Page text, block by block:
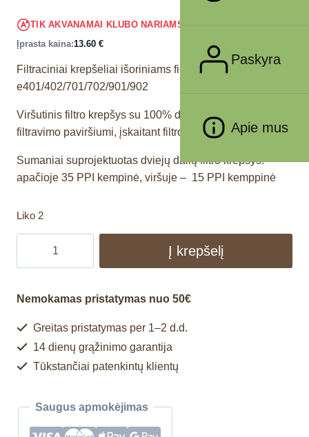
Paskyra
Apie mus
TIK AKVANAMAI KLUBO NARIAMS
Įprasta kaina:13.60 €
Filtraciniai krepšeliai išoriniams filtrams JBL CristalProfi
e401/402/701/702/901/902
Viršutinis filtro krepšys su 100% didesniu pirminio
filtravimo paviršiumi, įskaitant filtro medžiagą
Sumaniai suprojektuotas dviejų dalių filtro krepšys:
apačioje 35 PPI kempinė, viršuje – 15 PPI kemppinė
Liko 2
Į krepšelį
Nemokamas pristatymas nuo 50€
Greitas pristatymas per 1–2 d.d.
14 dienų grąžinimo garantija
Tūkstančiai patenkintų klientų
Saugus apmokėjimas